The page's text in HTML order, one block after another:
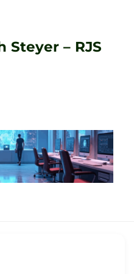
Steyer – RJS